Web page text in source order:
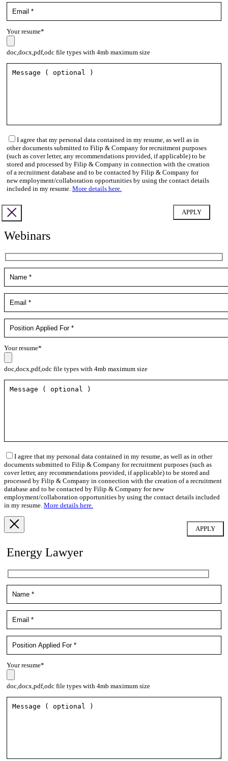
Your resume*
doc,docx,pdf,odc file types with 4mb maximum size
I agree that my personal data contained in my resume, as well as in
other documents submitted to Filip & Company for recruitment purposes
(such as cover letter, any recommendations provided, if applicable) to be
stored and processed by Filip & Company in connection with the creation
of a recruitment database and to be contacted by Filip & Company for
new employment/collaboration opportunities by using the contact details
included in my resume. More details here.
Webinars
Your resume*
doc,docx,pdf,odc file types with 4mb maximum size
I agree that my personal data contained in my resume, as well as in other
documents submitted to Filip & Company for recruitment purposes (such as
cover letter, any recommendations provided, if applicable) to be stored and
processed by Filip & Company in connection with the creation of a recruitment
database and to be contacted by Filip & Company for new
employment/collaboration opportunities by using the contact details included
in my resume. More details here.
Energy Lawyer
Your resume*
doc,docx,pdf,odc file types with 4mb maximum size